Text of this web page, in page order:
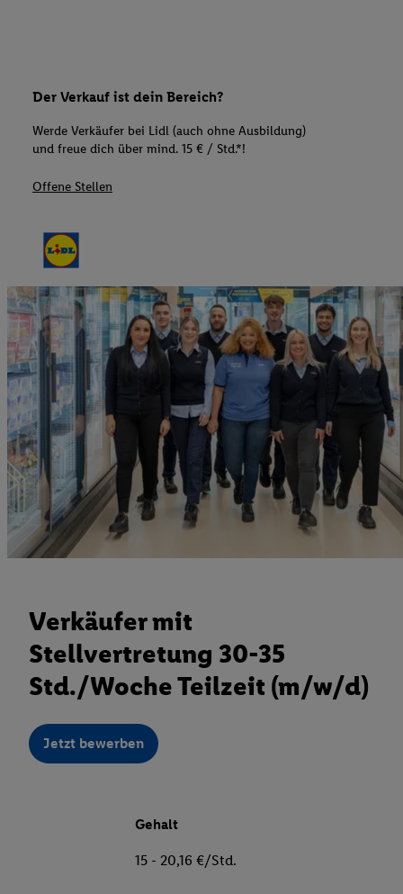
Der Verkauf ist dein Bereich?
Werde Verkäufer bei Lidl (auch ohne Ausbildung)
und freue dich über mind. 15 € / Std.*!
Offene Stellen
Verkäufer mit
Stellvertretung 30-35
Std./Woche Teilzeit (m/w/d)
Jetzt bewerben
Gehalt
15 - 20,16 €/Std.